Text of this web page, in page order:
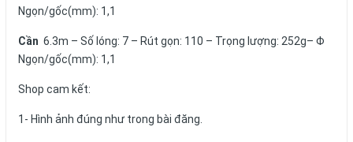
Ngọn/gốc(mm): 1,1
Cần 6.3m – Số lóng: 7 – Rút gọn: 110 – Trọng lượng: 252g– Φ
Ngọn/gốc(mm): 1,1
Shop cam kết:
1- Hình ảnh đúng như trong bài đăng.